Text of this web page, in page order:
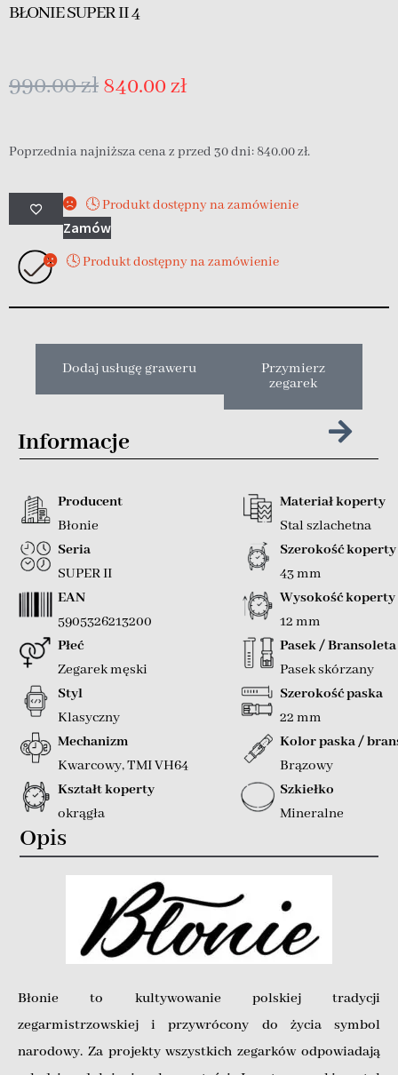
BŁONIE SUPER II 4
990.00zł840.00zł
Poprzednia najniższa cena z przed 30 dni: 840.00zł.
🕓 Produkt dostępny na zamówienie
Zamów
🕓 Produkt dostępny na zamówienie
Dodaj usługę graweru
Przymierz
zegarek
Informacje
Producent
Błonie
Seria
SUPER II
EAN
5905326213200
Płeć
Zegarek męski
Styl
Klasyczny
Mechanizm
Kwarcowy,TMI VH64
Kształt koperty
okrągła
Materiał koperty
Stal szlachetna
Szerokość koperty
43 mm
Wysokość koperty
12 mm
Pasek / Bransoleta
Pasek skórzany
Szerokość paska
22 mm
Kolor paska /
Brązowy
Szkiełko
Mineralne
Opis
Błonie to kultywowanie polskiej tradycji
zegarmistrzowskiej i przywrócony do życia symbol
narodowy. Za projekty wszystkich zegarków odpowiadają